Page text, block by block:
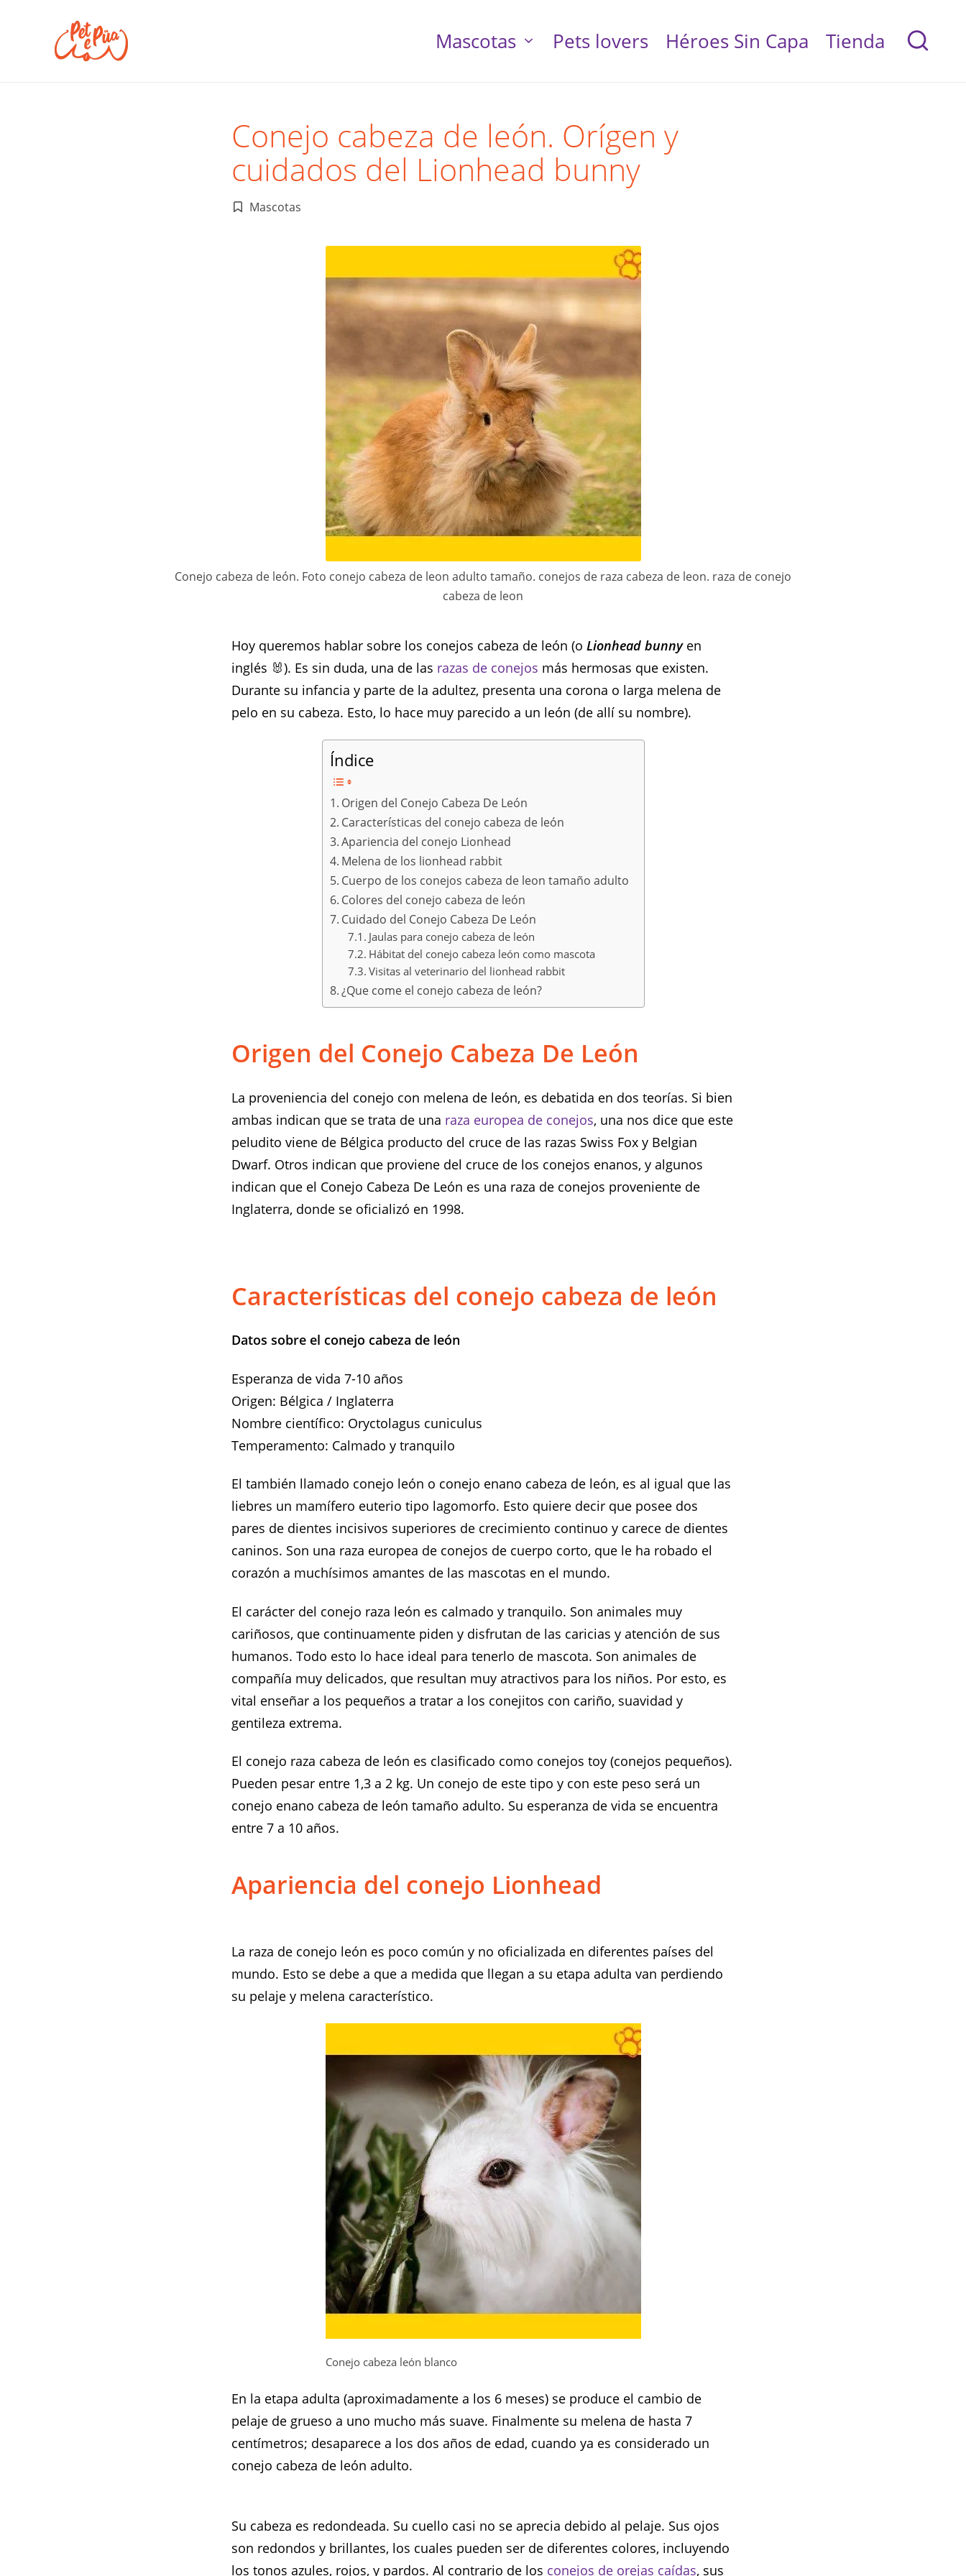
Mascotas Pets lovers Héroes Sin Capa Tienda
Conejo cabeza de león. Orígen y
cuidados del Lionhead bunny
Publicado
Mascotas
Conejo cabeza de león. Foto conejo cabeza de leon adulto tamaño. conejos de raza cabeza de leon. raza de conejo
cabeza de leon
Hoy queremos hablar sobre los conejos cabeza de león (o Lionhead bunny en
inglés 🐰). Es sin duda, una de las razas de conejos más hermosas que existen.
Durante su infancia y parte de la adultez, presenta una corona o larga melena de
pelo en su cabeza. Esto, lo hace muy parecido a un león (de allí su nombre).
Índice
Origen del Conejo Cabeza De León
Características del conejo cabeza de león
Apariencia del conejo Lionhead
Melena de los lionhead rabbit
Cuerpo de los conejos cabeza de leon tamaño adulto
Colores del conejo cabeza de león
Cuidado del Conejo Cabeza De León
Jaulas para conejo cabeza de león
Hábitat del conejo cabeza león como mascota
Visitas al veterinario del lionhead rabbit
¿Que come el conejo cabeza de león?
Origen del Conejo Cabeza De León
La proveniencia del conejo con melena de león, es debatida en dos teorías. Si bien
ambas indican que se trata de una raza europea de conejos, una nos dice que este
peludito viene de Bélgica producto del cruce de las razas Swiss Fox y Belgian
Dwarf. Otros indican que proviene del cruce de los conejos enanos, y algunos
indican que el Conejo Cabeza De León es una raza de conejos proveniente de
Inglaterra, donde se oficializó en 1998.
Características del conejo cabeza de león
Datos sobre el conejo cabeza de león
Esperanza de vida 7-10 años
Origen: Bélgica / Inglaterra
Nombre científico: Oryctolagus cuniculus
Temperamento: Calmado y tranquilo
El también llamado conejo león o conejo enano cabeza de león, es al igual que las
liebres un mamífero euterio tipo lagomorfo. Esto quiere decir que posee dos
pares de dientes incisivos superiores de crecimiento continuo y carece de dientes
caninos. Son una raza europea de conejos de cuerpo corto, que le ha robado el
corazón a muchísimos amantes de las mascotas en el mundo.
El carácter del conejo raza león es calmado y tranquilo. Son animales muy
cariñosos, que continuamente piden y disfrutan de las caricias y atención de sus
humanos. Todo esto lo hace ideal para tenerlo de mascota. Son animales de
compañía muy delicados, que resultan muy atractivos para los niños. Por esto, es
vital enseñar a los pequeños a tratar a los conejitos con cariño, suavidad y
gentileza extrema.
El conejo raza cabeza de león es clasificado como conejos toy (conejos pequeños).
Pueden pesar entre 1,3 a 2 kg. Un conejo de este tipo y con este peso será un
conejo enano cabeza de león tamaño adulto. Su esperanza de vida se encuentra
entre 7 a 10 años.
Apariencia del conejo Lionhead
La raza de conejo león es poco común y no oficializada en diferentes países del
mundo. Esto se debe a que a medida que llegan a su etapa adulta van perdiendo
su pelaje y melena característico.
Conejo cabeza león blanco
En la etapa adulta (aproximadamente a los 6 meses) se produce el cambio de
pelaje de grueso a uno mucho más suave. Finalmente su melena de hasta 7
centímetros; desaparece a los dos años de edad, cuando ya es considerado un
conejo cabeza de león adulto.
Su cabeza es redondeada. Su cuello casi no se aprecia debido al pelaje. Sus ojos
son redondos y brillantes, los cuales pueden ser de diferentes colores, incluyendo
los tonos azules, rojos, y pardos. Al contrario de los conejos de orejas caídas, sus